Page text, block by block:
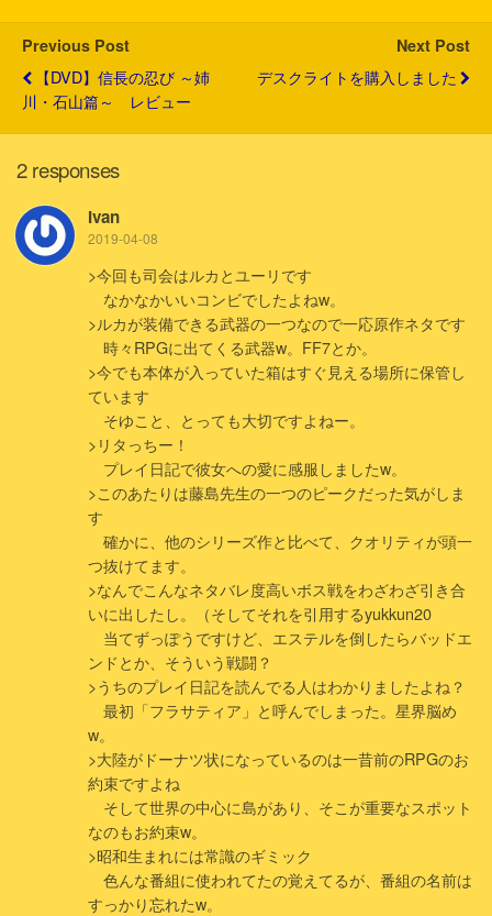
Previous Post
【DVD】信長の忍び ～姉
川・石山篇～ レビュー
Next Post
デスクライトを購入しました
2 responses
Ivan
2019-04-08
>今回も司会はルカとユーリです
なかなかいいコンビでしたよねw。
>ルカが装備できる武器の一つなので一応原作ネタです
時々RPGに出てくる武器w。FF7とか。
>今でも本体が入っていた箱はすぐ見える場所に保管し
ています
そゆこと、とっても大切ですよねー。
>リタっちー！
プレイ日記で彼女への愛に感服しましたw。
>このあたりは藤島先生の一つのピークだった気がしま
す
確かに、他のシリーズ作と比べて、クオリティが頭一
つ抜けてます。
>なんでこんなネタバレ度高いボス戦をわざわざ引き合
いに出したし。（そしてそれを引用するyukkun20
当てずっぽうですけど、エステルを倒したらバッドエ
ンドとか、そういう戦闘？
>うちのプレイ日記を読んでる人はわかりましたよね？
最初「フラサティア」と呼んでしまった。星界脳め
w。
>大陸がドーナツ状になっているのは一昔前のRPGのお
約束ですよね
そして世界の中心に島があり、そこが重要なスポット
なのもお約束w。
>昭和生まれには常識のギミック
色んな番組に使われてたの覚えてるが、番組の名前は
すっかり忘れたw。